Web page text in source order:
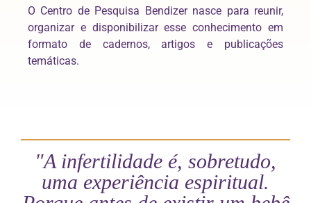
O Centro de Pesquisa Bendizer nasce para reunir,
organizar e disponibilizar esse conhecimento em
formato de cadernos, artigos e publicações
temáticas.
"A infertilidade é, sobretudo,
uma experiência espiritual.